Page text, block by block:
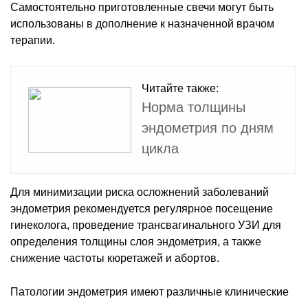
Самостоятельно приготовленные свечи могут быть
использованы в дополнение к назначенной врачом
терапии.
Читайте также:
Норма толщины
эндометрия по дням
цикла
Для минимизации риска осложнений заболеваний
эндометрия рекомендуется регулярное посещение
гинеколога, проведение трансвагинального УЗИ для
определения толщины слоя эндометрия, а также
снижение частоты кюретажей и абортов.
Патологии эндометрия имеют различные клинические